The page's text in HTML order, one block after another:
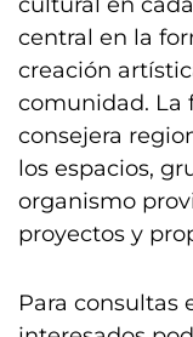
central en la
creación
comunidad. La
consejera
los espacios,
organismo
proyectos y
Para consultas